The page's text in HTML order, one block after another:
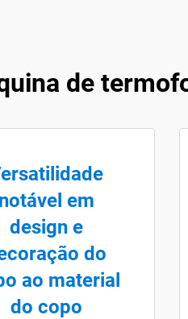
de
notável em
design e
do
ao material
do copo